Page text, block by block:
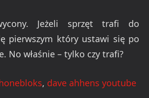
Jeżeli sprzęt trafi do
pierwszym który ustawi się po
No właśnie – tylko czy trafi?
, dave ahhens youtube